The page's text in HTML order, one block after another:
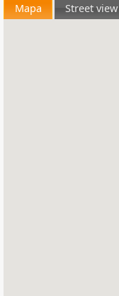
Mapa Street view